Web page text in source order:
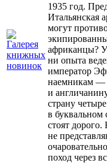
1935 год.
Итальянская
могут
африканцы?
ни опыта
император
наемникам —
и
страну
в буквальном
стоят
не
поход через